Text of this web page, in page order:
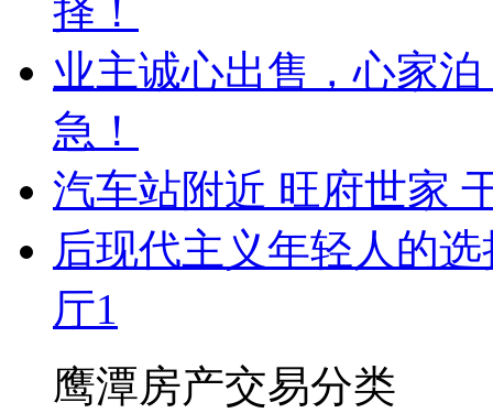
择！
业主诚心出售，心家
急！
汽车站附近 旺府世家
后现代主义年轻人的
厅1
鹰潭房产交易分类